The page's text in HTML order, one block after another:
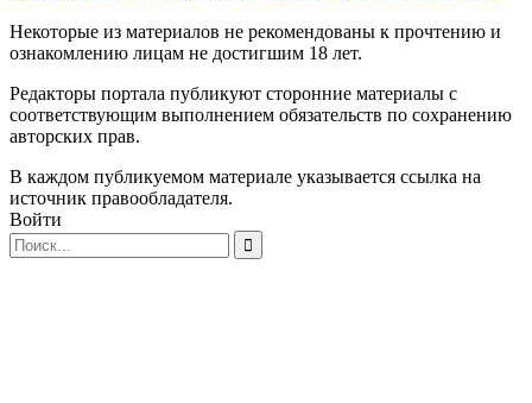
Некоторые из материалов не рекомендованы к прочтению и
ознакомлению лицам не достигшим 18 лет.
Редакторы портала публикуют сторонние материалы с
соответствующим выполнением обязательств по сохранению
авторских прав.
В каждом публикуемом материале указывается ссылка на
источник правообладателя.
Войти